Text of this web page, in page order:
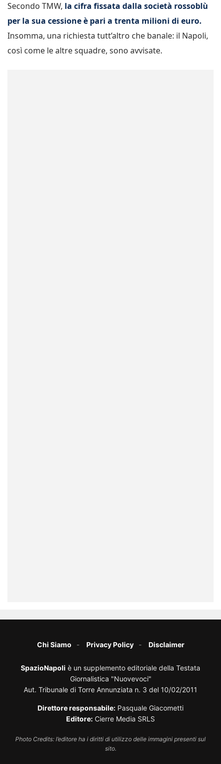
Secondo TMW, la cifra fissata dalla società rossoblù
per la sua cessione è pari a trenta milioni di euro.
Insomma, una richiesta tutt’altro che banale: il Napoli,
così come le altre squadre, sono avvisate.
Chi Siamo Privacy Policy Disclaimer
SpazioNapoli è un supplemento editoriale della Testata
Giornalistica "Nuovevoci"
Aut. Tribunale di Torre Annunziata n. 3 del 10/02/2011
Direttore responsabile: Pasquale Giacometti
Editore: Cierre Media SRLS
Photo Credits: l’editore ha i diritti di utilizzo delle immagini presenti sul
sito.